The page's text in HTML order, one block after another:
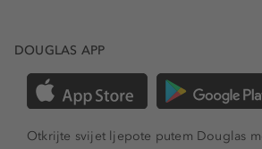
DOUGLAS APP
Otkrijte svijet ljepote putem Douglas